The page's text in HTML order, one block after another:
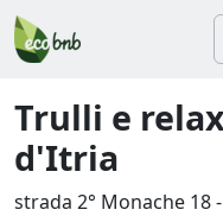
Trulli e
d'Itria
strada 2° Monache 18